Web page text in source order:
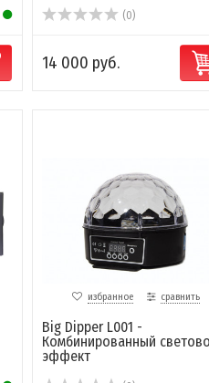
(0)
14 000 руб.
избранное сравнить
Big Dipper L001 -
Комбинированный
эффект